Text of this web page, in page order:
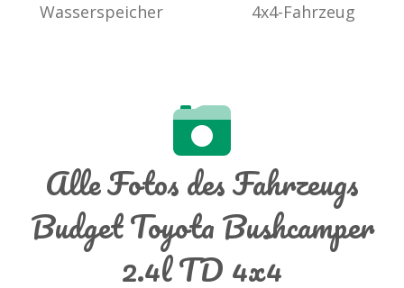
Wasserspeicher 4x4-Fahrzeug
Alle Fotos des Fahrzeugs
Budget Toyota Bushcamper
2.4l TD 4x4